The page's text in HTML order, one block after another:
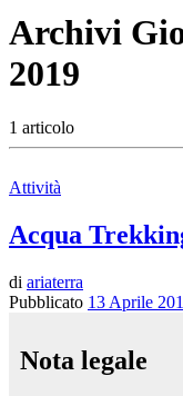
Archivi
2019
1 articolo
Attività
Acqua
di ariaterra
Pubblicato 13 Aprile
Nota legale